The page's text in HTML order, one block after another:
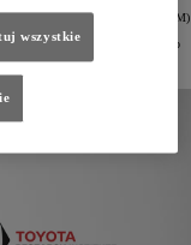
TRI Dużych Modeli Zachowań (LBM)
manualne i bieżące reagowanie
nie wymagała ręcznego
nowych zadań, eliminując
wszystkie